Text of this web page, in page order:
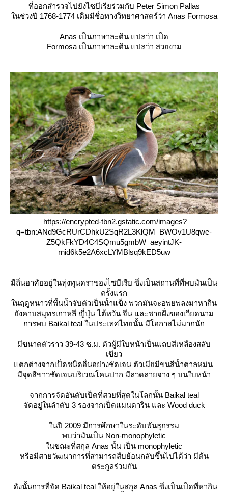
ที่ออกสำรวจไปยังไซบีเรียร่วมกับ Peter Simon Pallas
นช่วงปี 1768-1774 เดิมมีชื่อทางวิทยาศาสตร์ว่า Anas Formosa
Anas เป็นภาษาละติน แปลว่า เป็ด
Formosa เป็นภาษาละติน แปลว่า สวยงาม
https://encrypted-tbn2.gstatic.com/images?
q=tbn:ANd9GcRUrCDhkU2SqR2L3KlQM_BWOv1U8qwe-
Z5QkFkYD4C4SQmu5gmbW_aeyintJK-
rnid6k5e2A6xcLYMBlsq9kED5uw
มีถิ่นอาศัยอยู่ในทุ่งทุนดราของไซบีเรีย ซึ่งเป็นสถานที่ที่พบมันเป็น
ครั้งแรก
นฤดูหนาวที่พื้นน้ำจับตัวเป็นน้ำแข็ง พวกมันจะอพยพลงมาหากิน
ังคาบสมุทรเกาหลี ญี่ปุ่น ไต้หวัน จีน และชายฝั่งของเวียดนาม
การพบ Baikal teal ในประเทศไทยนั้น มีโอกาสไม่มากนัก
มีขนาดตัวราว 39-43 ซ.ม. ตัวผู้มีใบหน้าเป็นแถบสีเหลืองสลับ
เขียว
ตกต่างจากเป็ดชนิดอื่นอย่างชัดเจน ตัวเมียมีขนสีน้ำตาลหม่น
มีจุดสีขาวชัดเจนบริเวณโคนปาก มีลวดลายจาง ๆ บนใบหน้า
จากการจัดอันดับเป็ดที่สวยที่สุดในโลกนั้น Baikal teal
จัดอยู่ในลำดับ 3 รองจากเป็ดแมนดาริน และ Wood duck
นปี 2009 มีการศึกษาในระดับพันธุกรรม
พบว่ามันเป็น Non-monophyletic
นขณะที่สกุล Anas นั้น เป็น monophyletic
หรือมีสายวัฒนาการที่สามารถสืบย้อนกลับขึ้นไปได้ว่า มีต้น
ตระกูลร่วมกัน
ดังนั้นการที่จัด Baikal teal ให้อยู่ในสกุล Anas ซึ่งเป็นเป็ดที่หากิน